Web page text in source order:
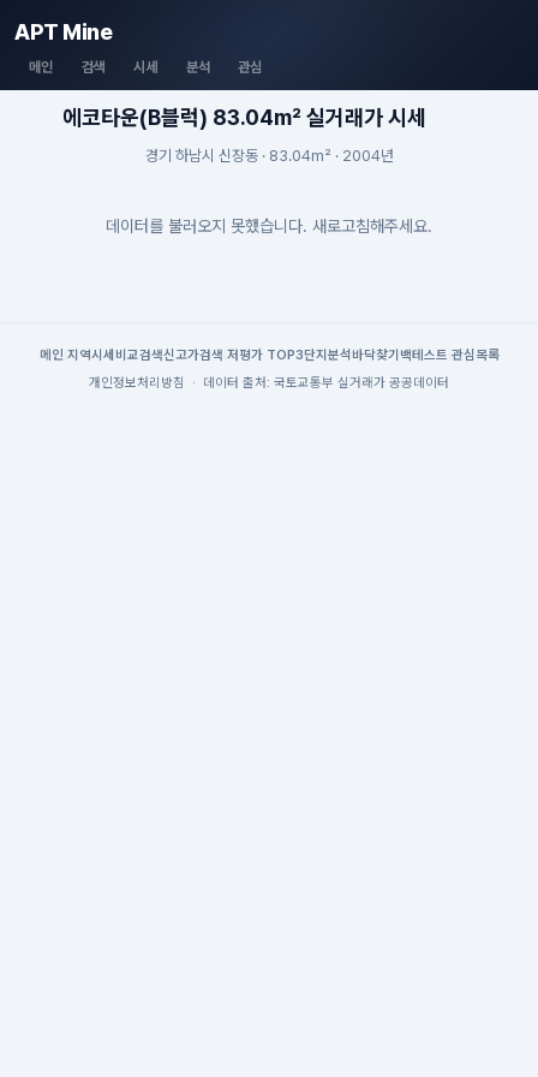
APT Mine
메인 검색 시세 분석 관심
에코타운(B블럭) 83.04m² 실거래가 시세
경기 하남시 신장동 · 83.04m² · 2004년
데이터를 불러오지 못했습니다. 새로고침해주세요.
메인| 지역시세 비교검색신고가검색 저평가 TOP3단지분석 바닥찾기 백테스트 관심목록
개인정보처리방침
· 데이터 출처: 국토교통부 실거래가 공공데이터